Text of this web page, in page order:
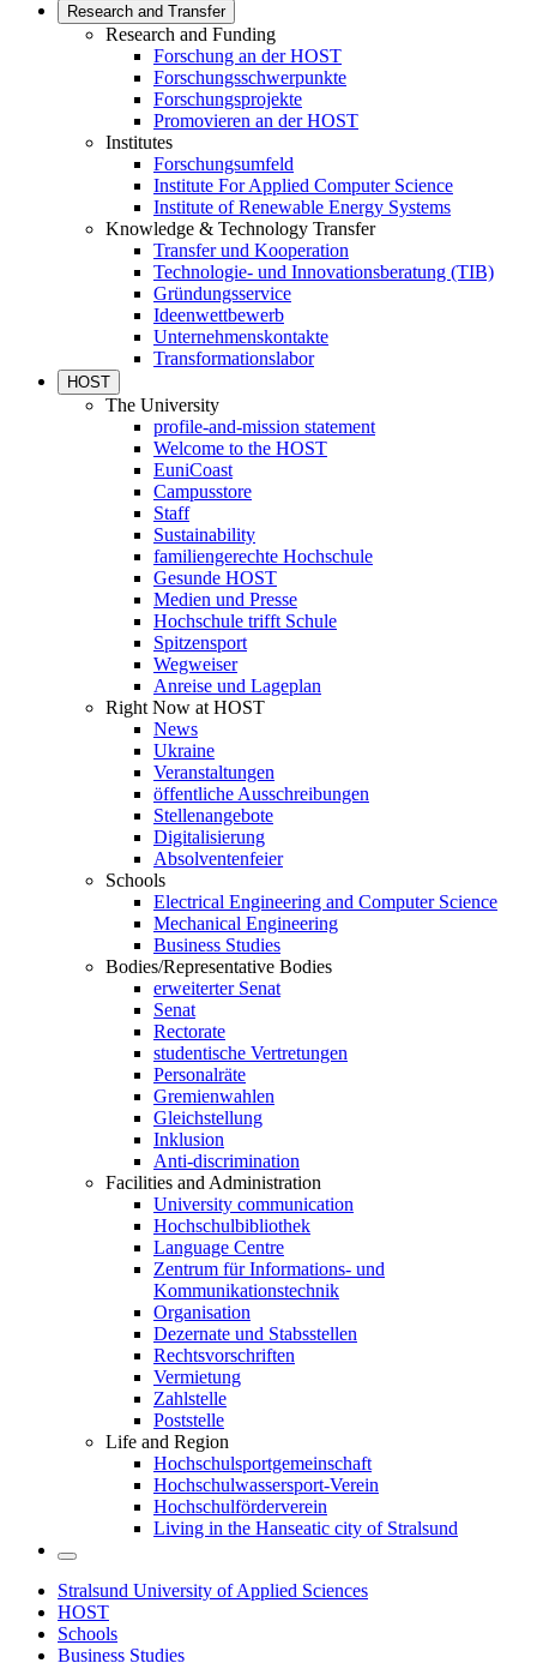
Research and Transfer
Research and Funding
Forschung an der HOST
Forschungsschwerpunkte
Forschungsprojekte
Promovieren an der HOST
Institutes
Forschungsumfeld
Institute For Applied Computer Science
Institute of Renewable Energy Systems
Knowledge & Technology Transfer
Transfer und Kooperation
Technologie- und Innovationsberatung (TIB)
Gründungsservice
Ideenwettbewerb
Unternehmenskontakte
Transformationslabor
HOST
The University
profile-and-mission statement
Welcome to the HOST
EuniCoast
Campusstore
Staff
Sustainability
familiengerechte Hochschule
Gesunde HOST
Medien und Presse
Hochschule trifft Schule
Spitzensport
Wegweiser
Anreise und Lageplan
Right Now at HOST
News
Ukraine
Veranstaltungen
öffentliche Ausschreibungen
Stellenangebote
Digitalisierung
Absolventenfeier
Schools
Electrical Engineering and Computer Science
Mechanical Engineering
Business Studies
Bodies/Representative Bodies
erweiterter Senat
Senat
Rectorate
studentische Vertretungen
Personalräte
Gremienwahlen
Gleichstellung
Inklusion
Anti-discrimination
Facilities and Administration
University communication
Hochschulbibliothek
Language Centre
Zentrum für Informations- und
Kommunikationstechnik
Organisation
Dezernate und Stabsstellen
Rechtsvorschriften
Vermietung
Zahlstelle
Poststelle
Life and Region
Hochschulsportgemeinschaft
Hochschulwassersport-Verein
Hochschulförderverein
Living in the Hanseatic city of Stralsund
Stralsund University of Applied Sciences
HOST
Schools
Business Studies